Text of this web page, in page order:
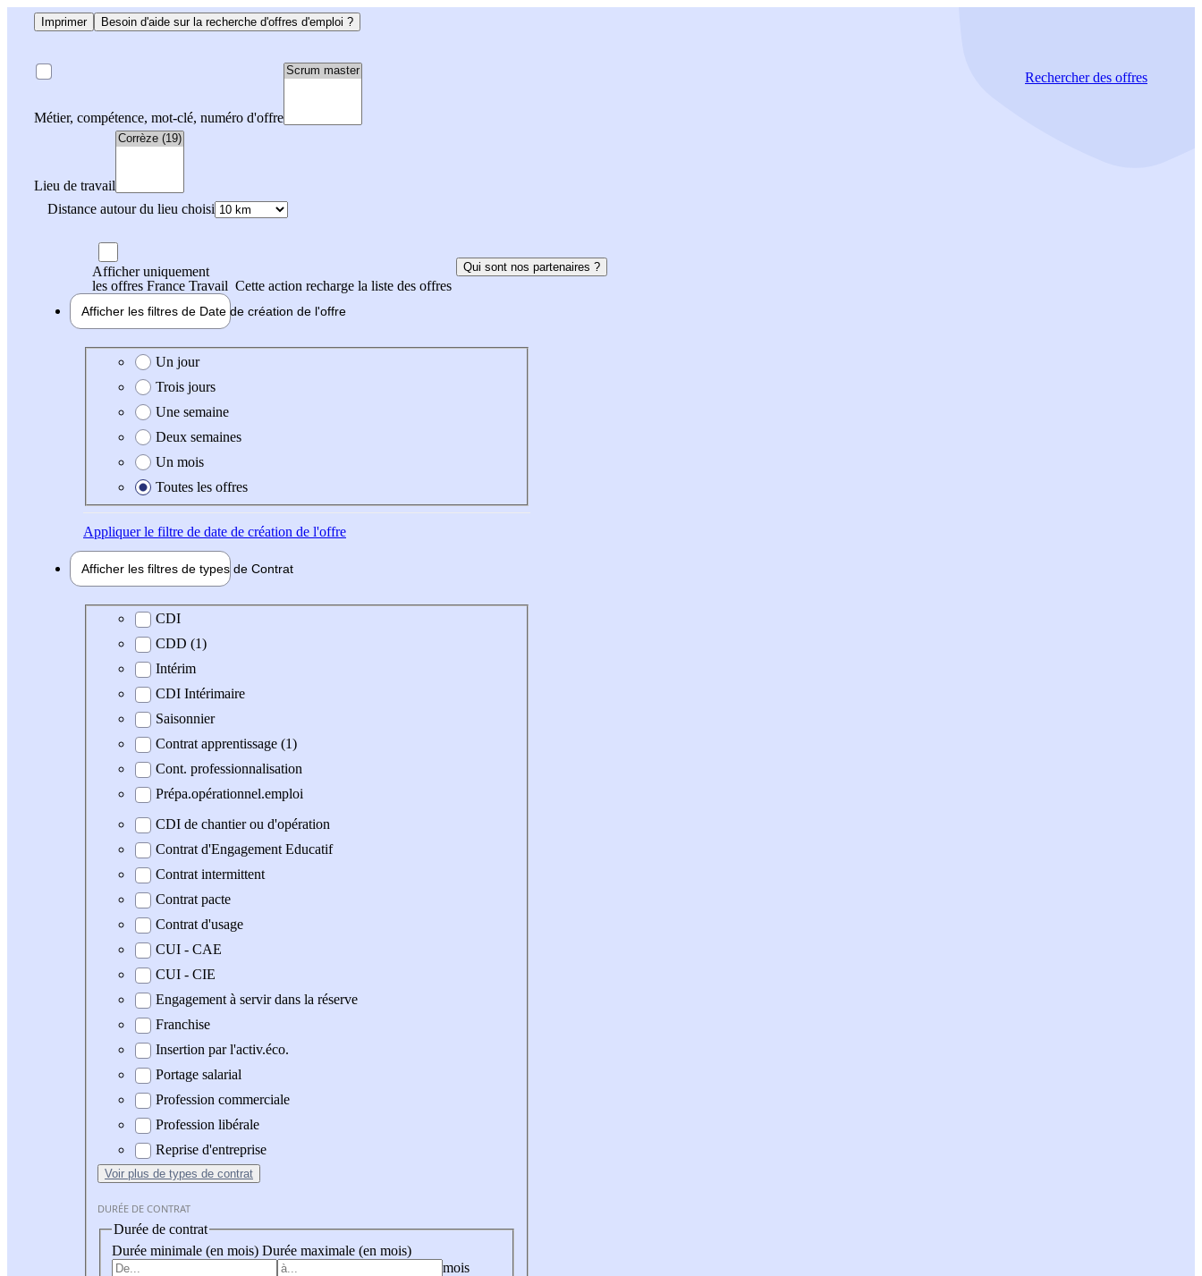
Imprimer Besoin d'aide sur la recherche d'offres d'emploi ?
Métier, compétence, mot-clé, numéro d'offre
Lieu de travail
Distance autour du lieu choisi
Rechercherdes offres
Afficher uniquement
les offres France Travail Cette action recharge la liste des offres
Qui sont nos partenaires ?
Afficher les filtres de Date de création de l'offre
Date de création de l'offre
Un jour
Trois jours
Une semaine
Deux semaines
Un mois
Toutes les offres
Appliquerle filtre de date de création de l'offre
Afficher les filtres de types de Contrat
Type de contrat
CDI
CDD (1)
Intérim
CDI Intérimaire
Saisonnier
Contrat apprentissage (1)
Cont. professionnalisation
Prépa.opérationnel.emploi
CDI de chantier ou d'opération
Contrat d'Engagement Educatif
Contrat intermittent
Contrat pacte
Contrat d'usage
CUI - CAE
CUI - CIE
Engagement à servir dans la réserve
Franchise
Insertion par l'activ.éco.
Portage salarial
Profession commerciale
Profession libérale
Reprise d'entreprise
Voir plus de types de contrat
DURÉE DE CONTRAT
Durée de contrat
Durée minimale (en mois) Durée maximale (en mois)
mois